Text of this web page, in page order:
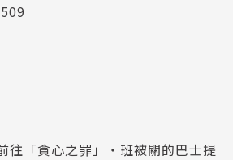
往「貪心之罪」‧班被關的巴士提